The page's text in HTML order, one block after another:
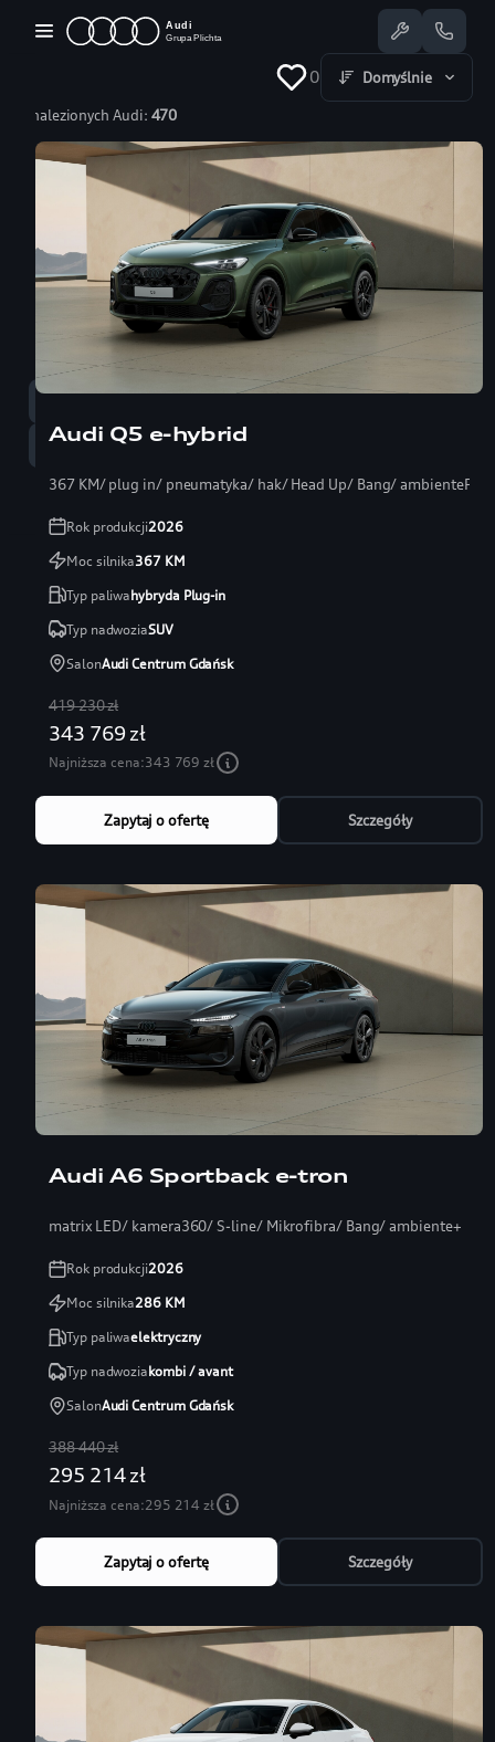
Przejdź
Dostępne Audi
Oferty specjalne
Nasze salony
Jazda testowa
Serwis
Sprzedaż
0 Domyślnie
Znalezionych Audi: 470
Audi Q5 e-hybrid
367 KM/ plug in/ pneumatyka/ hak/ Head Up/ Bang/ ambientePRO
Rok produkcji2026
Moc silnika367KM
Typ paliwahybryda Plug-in
Typ nadwoziaSUV
SalonAudi Centrum Gdańsk
419 230 zł
343 769 zł
Najniższa cena:343 769 zł
Zapytaj o ofertę Szczegóły
Audi A6 Sportback e-tron
matrix LED/ kamera360/ S-line/ Mikrofibra/ Bang/ ambiente+
Rok produkcji2026
Moc silnika286KM
Typ paliwaelektryczny
Typ nadwoziakombi / avant
SalonAudi Centrum Gdańsk
388 440 zł
295 214 zł
Najniższa cena:295 214 zł
Zapytaj o ofertę Szczegóły